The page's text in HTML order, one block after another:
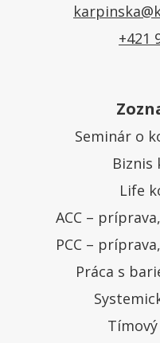
+421
Seminár o
Biznis
Life
ACC –
PCC –
Práca s